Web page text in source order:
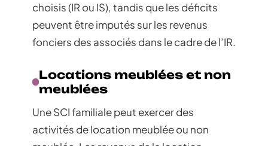
choisis (IR ou IS), tandis que les déficits
peuvent être imputés sur les revenus
fonciers des associés dans le cadre de l’IR.
Locations meublées et non
meublées
Une SCI familiale peut exercer des
activités de location meublée ou non